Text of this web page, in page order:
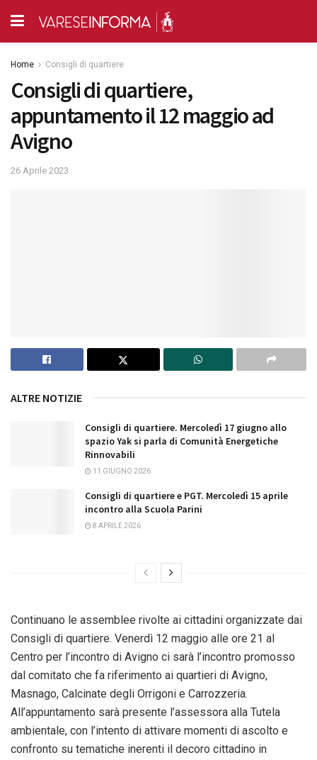
Home Consigli di quartiere
Consigli di quartiere,
appuntamento il 12 maggio ad
Avigno
26 Aprile 2023
ALTRE NOTIZIE
Consigli di quartiere. Mercoledì 17 giugno allo
spazio Yak si parla di Comunità Energetiche
Rinnovabili
11 GIUGNO 2026
Consigli di quartiere e PGT. Mercoledì 15 aprile
incontro alla Scuola Parini
8 APRILE 2026
Continuano le assemblee rivolte ai cittadini organizzate dai
Consigli di quartiere. Venerdì 12 maggio alle ore 21 al
Centro per l’incontro di Avigno ci sarà l’incontro promosso
dal comitato che fa riferimento ai quartieri di Avigno,
Masnago, Calcinate degli Orrigoni e Carrozzeria.
All’appuntamento sarà presente l’assessora alla Tutela
ambientale, con l’intento di attivare momenti di ascolto e
confronto su tematiche inerenti il decoro cittadino in